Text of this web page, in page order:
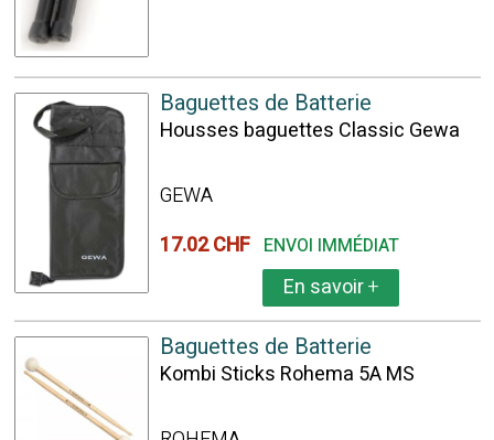
Baguettes de Batterie
Housses baguettes Classic Gewa
GEWA
17.02 CHF ENVOI IMMÉDIAT
En savoir+
Baguettes de Batterie
Kombi Sticks Rohema 5A MS